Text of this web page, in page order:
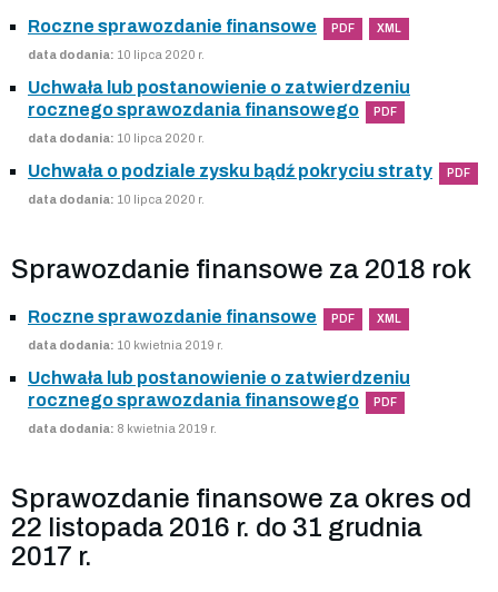
Roczne sprawozdanie finansowe PDF XML
data dodania: 10 lipca 2020 r.
Uchwała lub postanowienie o zatwierdzeniu
rocznego sprawozdania finansowego
PDF
data dodania: 10 lipca 2020 r.
Uchwała o podziale zysku bądź pokryciu straty PDF
data dodania: 10 lipca 2020 r.
Sprawozdanie finansowe za 2018 rok
Roczne sprawozdanie finansowe PDF XML
data dodania: 10 kwietnia 2019 r.
Uchwała lub postanowienie o zatwierdzeniu
rocznego sprawozdania finansowego
PDF
data dodania: 8 kwietnia 2019 r.
Sprawozdanie finansowe za okres od
22 listopada 2016 r. do 31 grudnia
2017 r.